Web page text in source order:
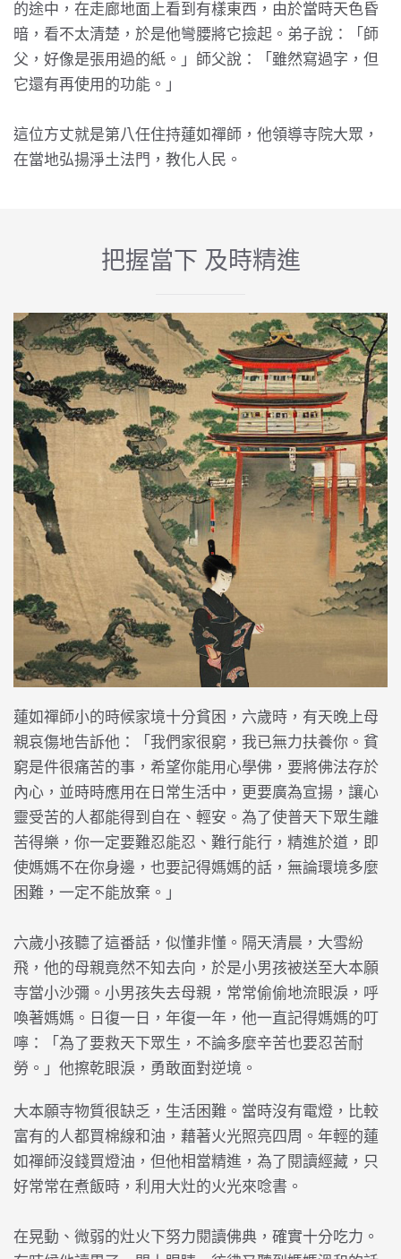
的途中，在走廊地面上看到有樣東西，由於當時天色昏
暗，看不太清楚，於是他彎腰將它撿起。弟子說：「師
父，好像是張用過的紙。」師父說：「雖然寫過字，但
它還有再使用的功能。」
這位方丈就是第八任住持蓮如禪師，他領導寺院大眾，
在當地弘揚淨土法門，教化人民。
把握當下 及時精進
蓮如禪師小的時候家境十分貧困，六歲時，有天晚上母
親哀傷地告訴他：「我們家很窮，我已無力扶養你。貧
窮是件很痛苦的事，希望你能用心學佛，要將佛法存於
內心，並時時應用在日常生活中，更要廣為宣揚，讓心
靈受苦的人都能得到自在、輕安。為了使普天下眾生離
苦得樂，你一定要難忍能忍、難行能行，精進於道，即
使媽媽不在你身邊，也要記得媽媽的話，無論環境多麼
困難，一定不能放棄。」
六歲小孩聽了這番話，似懂非懂。隔天清晨，大雪紛
飛，他的母親竟然不知去向，於是小男孩被送至大本願
寺當小沙彌。小男孩失去母親，常常偷偷地流眼淚，呼
喚著媽媽。日復一日，年復一年，他一直記得媽媽的叮
嚀：「為了要救天下眾生，不論多麼辛苦也要忍苦耐
勞。」他擦乾眼淚，勇敢面對逆境。
大本願寺物質很缺乏，生活困難。當時沒有電燈，比較
富有的人都買棉線和油，藉著火光照亮四周。年輕的蓮
如禪師沒錢買燈油，但他相當精進，為了閱讀經藏，只
好常常在煮飯時，利用大灶的火光來唸書。
在晃動、微弱的灶火下努力閱讀佛典，確實十分吃力。